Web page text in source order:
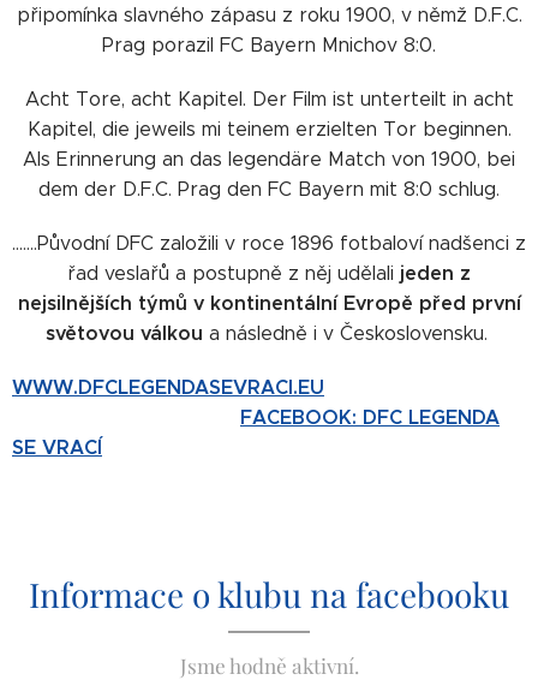
připomínka slavného zápasu z roku 1900, v němž D.F.C.
Prag porazil FC Bayern Mnichov 8:0.
Acht Tore, acht Kapitel. Der Film ist unterteilt in acht
Kapitel, die jeweils mi teinem erzielten Tor beginnen.
Als Erinnerung an das legendäre Match von 1900, bei
dem der D.F.C. Prag den FC Bayern mit 8:0 schlug.
.......Původní DFC založili v roce 1896 fotbaloví nadšenci z
řad veslařů a postupně z něj udělali jeden z
nejsilnějších týmů v kontinentální Evropě před první
světovou válkou a následně i v Československu.
WWW.DFCLEGENDASEVRACI.EU
FACEBOOK: DFC LEGENDA
SE VRACÍ
Informace o klubu na facebooku
Jsme hodně aktivní.